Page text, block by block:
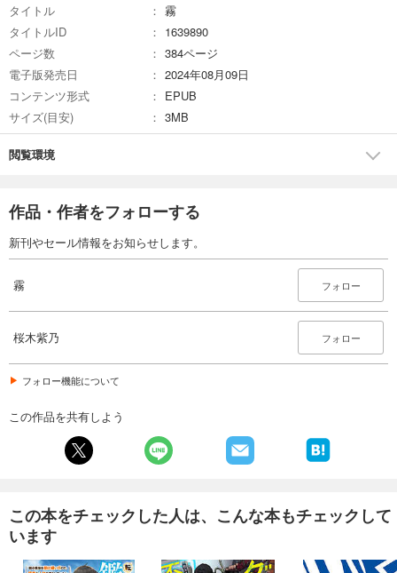
タイトル
霧
タイトルID
1639890
ページ数
384ページ
電子版発売日
2024年08月09日
コンテンツ形式
EPUB
サイズ(目安)
3MB
閲覧環境
作品・作者をフォローする
新刊やセール情報をお知らせします。
霧 フォロー
桜木紫乃 フォロー
フォロー機能について
この作品を共有しよう
この本をチェックした人は、こんな本もチェックして
います